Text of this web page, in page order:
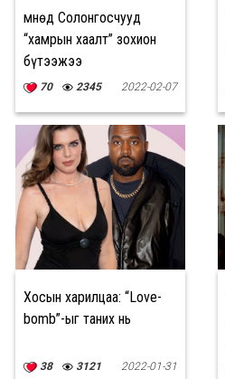
Өмнөд Солонгосчууд
“хамрын хаалт” зохион
бүтээжээ
70 2345 2022-02-07
Хосын харилцаа: “Love-
bomb”-ыг таних нь
38 3121 2022-01-31